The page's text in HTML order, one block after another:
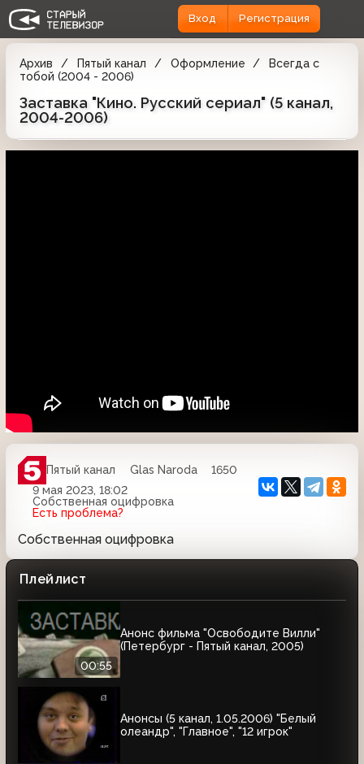
Вход Регистрация
Архив Пятый канал Оформление
Всегда с
тобой (2004 - 2006)
Заставка "Кино. Русский сериал" (5 канал,
2004-2006)
Пятый канал Glas Naroda
1650
9 мая 2023, 18:02
Собственная оцифровка
Есть проблема?
Собственная оцифровка
Плейлист
00:55
Анонс фильма "Освободите Вилли"
(Петербург - Пятый канал, 2005)
Анонсы (5 канал, 1.05.2006) "Белый
олеандр", "Главное", "12 игрок"